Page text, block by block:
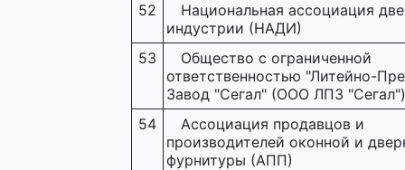
52
Национальная ассоциация
индустрии (НАДИ)
53
Общество с ограниченной
ответственностью "Литейно-
Завод "Сегал" (ООО ЛПЗ "Сегал")
54
Ассоциация продавцов и
производителей оконной и
фурнитуры (АПП)